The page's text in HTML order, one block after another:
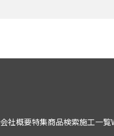
会社概要特集商品検索施工一覧